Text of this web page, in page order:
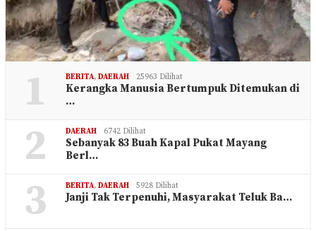
1 BERITA, DAERAH 25963 Dilihat
Kerangka Manusia Bertumpuk Ditemukan di
…
2 DAERAH 6742 Dilihat
Sebanyak 83 Buah Kapal Pukat Mayang
Berl…
3 BERITA, DAERAH 5928 Dilihat
Janji Tak Terpenuhi, Masyarakat Teluk Ba…